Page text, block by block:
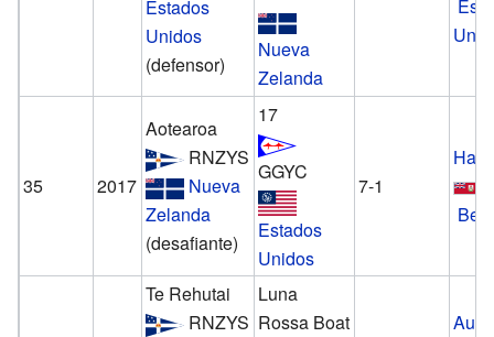
Estados
Unidos
(defensor)
Nueva
Zelanda
35 2017
Aotearoa
RNZYS
Nueva
Zelanda
(desafiante)
17
GGYC
Estados
Unidos
7-1
Te Rehutai
RNZYS
Luna
Rossa Boat